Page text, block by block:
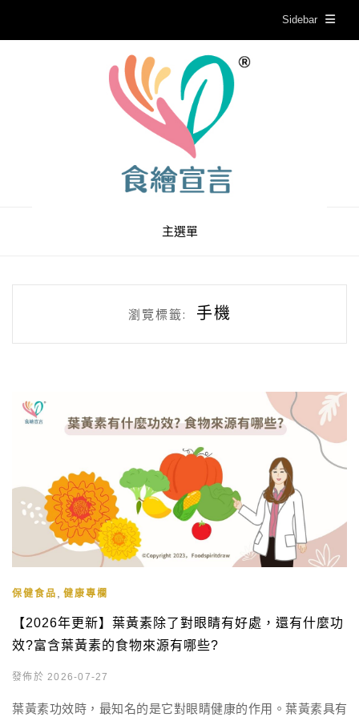
Sidebar
主選單
瀏覽標籤: 手機
保健食品 , 健康專欄
【2026年更新】葉黃素除了對眼睛有好處，還有什麼功
效?富含葉黃素的食物來源有哪些?
發佈於 2026-07-27
葉黃素功效時，最知名的是它對眼睛健康的作用。葉黃素具有